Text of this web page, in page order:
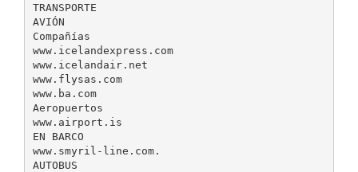
TRANSPORTE
AVIÓN
Compañías
www.icelandexpress.com
www.icelandair.net
www.flysas.com
www.ba.com
Aeropuertos
www.airport.is
EN BARCO
www.smyril-line.com.
AUTOBUS